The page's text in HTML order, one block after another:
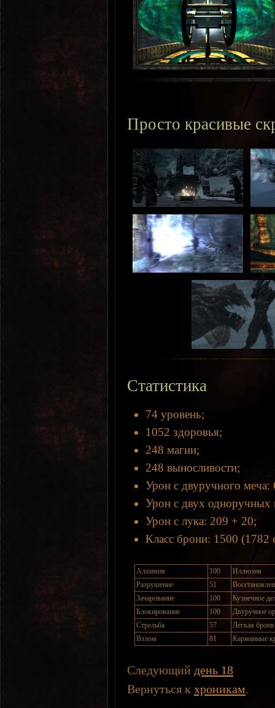
Просто красивые
Статистика
74 уровень;
1052 здоровья;
248 магии;
248 выносливости;
Урон с двуручного меча:
Урон с двух одноручных
Урон с лука: 209 + 20;
Класс брони: 1500 (1782
Алхимия 100
Иллюзия
Разрушение
51
Зачарование
100
Кузнечное
Блокирование
100
Двуручное
Стрельба
57
Легкая броня
Взлом
81 Карманные
Следующий день 18
Вернуться к хроникам.